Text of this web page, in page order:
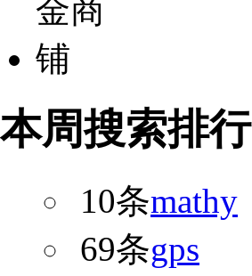
本周搜索排行
10条mathy
69条gps